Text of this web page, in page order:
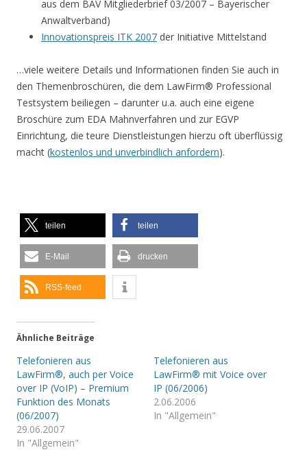
aus dem BAV Mitgliederbrief 03/2007 – Bayerischer
Anwaltverband)
Innovationspreis ITK 2007 der Initiative Mittelstand
…viele weitere Details und Informationen finden Sie auch in
den Themenbroschüren, die dem LawFirm® Professional
Testsystem beiliegen – darunter u.a. auch eine eigene
Broschüre zum EDA Mahnverfahren und zur EGVP
Einrichtung, die teure Dienstleistungen hierzu oft überflüssig
macht (kostenlos und unverbindlich anfordern).
teilen teilen
E-Mail drucken
RSS-feed
Ähnliche Beiträge
Telefonieren aus
LawFirm®, auch per Voice
over IP (VoIP) – Premium
Funktion des Monats
(06/2007)
29.06.2007
In "Allgemein"
Telefonieren aus
LawFirm® mit Voice over
IP (06/2006)
2.06.2006
In "Allgemein"